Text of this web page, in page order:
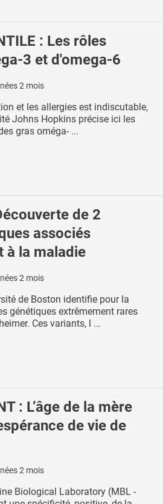
: Les rôles
3 et d'omega-6
2 mois
et les allergies est indiscutable,
Johns Hopkins précise ici les
gras oméga- ...
de 2
associés
à la maladie
2 mois
de Boston identifie pour la
génétiques extrêmement rares
Ces variants, l ...
: L’âge de la mère
de vie de
2 mois
Biological Laboratory (MBL -